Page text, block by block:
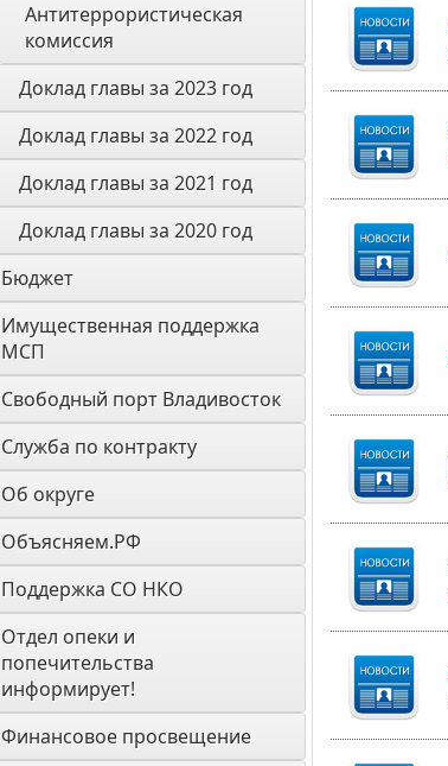
Антитеррористическая
комиссия
Доклад главы за 2023 год
Доклад главы за 2022 год
Доклад главы за 2021 год
Доклад главы за 2020 год
Бюджет
Имущественная поддержка
МСП
Свободный порт Владивосток
Служба по контракту
Об округе
Объясняем.РФ
Поддержка СО НКО
Отдел опеки и
попечительства
информирует!
Финансовое просвещение